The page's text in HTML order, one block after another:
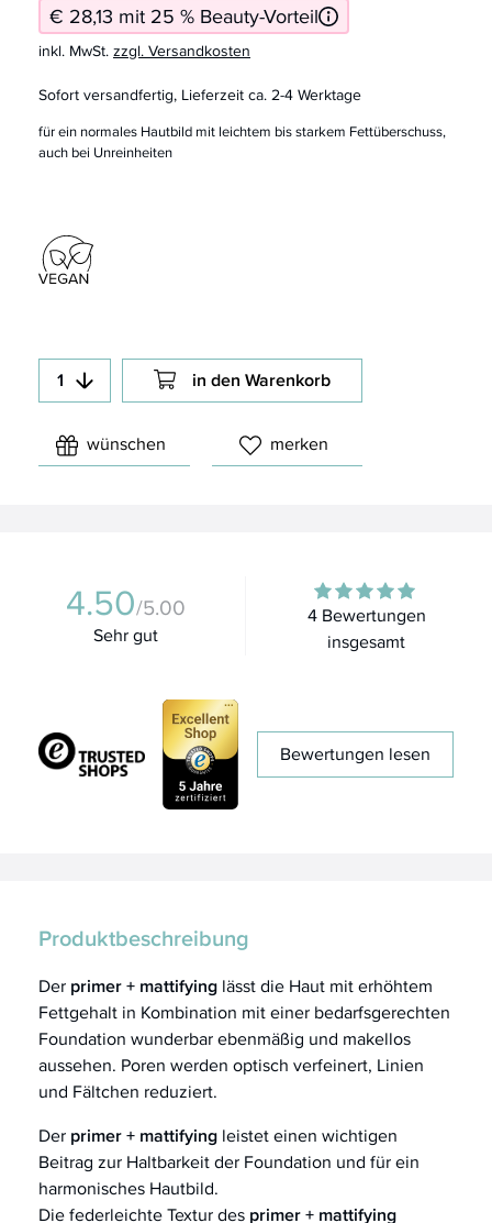
für ein normales Hautbild mit leichtem bis starkem Fettüberschuss,
auch bei Unreinheiten
€ 28,13 mit 25 % Beauty-Vorteil
inkl. MwSt.zzgl. Versandkosten
Sofort versandfertig, Lieferzeit ca. 2-4 Werktage
in den Warenkorb
wünschen merken
4.50/5.00
Sehr gut
4 Bewertungen
insgesamt
Bewertungen lesen
Produktbeschreibung
Der primer + mattifying lässt die Haut mit erhöhtem
Fettgehalt in Kombination mit einer bedarfsgerechten
Foundation wunderbar ebenmäßig und makellos
aussehen. Poren werden optisch verfeinert, Linien
und Fältchen reduziert.
Der primer + mattifying leistet einen wichtigen
Beitrag zur Haltbarkeit der Foundation und für ein
harmonisches Hautbild.
Die federleichte Textur des primer + mattifying